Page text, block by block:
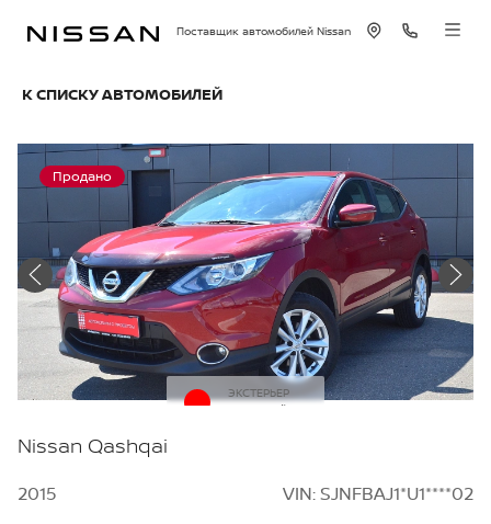
Поставщик автомобилей Nissan
К СПИСКУ АВТОМОБИЛЕЙ
Продано
ЭКСТЕРЬЕР
Красный
Nissan Qashqai
2015
VIN: SJNFBAJ1*U1****02